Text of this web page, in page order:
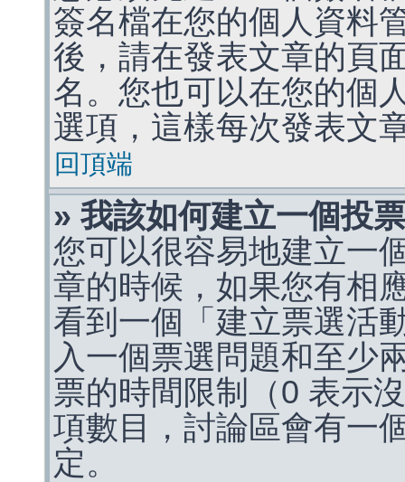
簽名檔在您的個人資料
後，請在發表文章的頁
名。您也可以在您的個
選項，這樣每次發表文
回頂端
» 我該如何建立一個投
您可以很容易地建立一
章的時候，如果您有相
看到一個「建立票選活
入一個票選問題和至少
票的時間限制（0 表示
項數目，討論區會有一
定。